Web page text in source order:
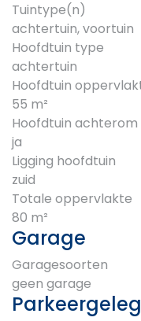
Tuintype(n)
achtertuin, voortuin
Hoofdtuin type
achtertuin
Hoofdtuin
55 m²
Hoofdtuin achterom
ja
Ligging hoofdtuin
zuid
Totale oppervlakte
80 m²
Garage
Garagesoorten
geen garage